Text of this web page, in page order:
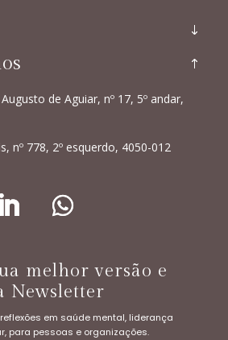
de Aguiar, nº 17, 5º andar,
nº 778, 2º esquerdo, 4050-012
melhor versão e
Newsletter
em saúde mental, liderança
para pessoas e organizações.